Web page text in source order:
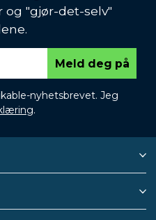
"gjør-det-selv"
Meld deg på
nyhetsbrevet. Jeg
.